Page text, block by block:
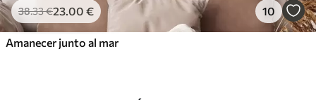
38.33€23.00 € 10
Amanecer junto al mar